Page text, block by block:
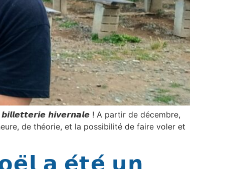
𝙝𝙞𝙫𝙚𝙧𝙣𝙖𝙡𝙚 ! A partir de décembre,
de théorie, et la possibilité de faire voler et